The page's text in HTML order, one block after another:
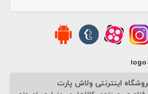
اینترنتی ولاش پارت